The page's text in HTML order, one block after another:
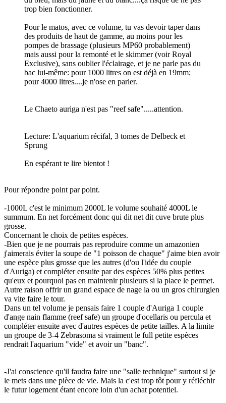
trop bien fonctionner.
Pour le matos, avec ce volume, tu vas devoir taper dans
des produits de haut de gamme, au moins pour les
pompes de brassage (plusieurs MP60 probablement)
mais aussi pour la remonté et le skimmer (voir Royal
Exclusive), sans oublier l'éclairage, et je ne parle pas du
bac lui-même: pour 1000 litres on est déjà en 19mm;
pour 4000 litres....je n'ose en parler.
Le Chaeto auriga n'est pas "reef safe".....attention.
Lecture: L'aquarium récifal, 3 tomes de Delbeck et
Sprung
En espérant te lire bientot !
Pour répondre point par point.
-1000L c'est le minimum 2000L le volume souhaité 4000L le
summum. En net forcément donc qui dit net dit cuve brute plus
grosse.
Concernant le choix de petites espèces.
-Bien que je ne pourrais pas reproduire comme un amazonien
j'aimerais éviter la soupe de "1 poisson de chaque" j'aime bien avoir
une espèce plus grosse que les autres (d'ou l'idée du couple
d'Auriga) et compléter ensuite par des espèces 50% plus petites
qu'eux et pourquoi pas en maintenir plusieurs si la place le permet.
Autre raison offrir un grand espace de nage la ou un gros chirurgien
va vite faire le tour.
Dans un tel volume je pensais faire 1 couple d'Auriga 1 couple
d'ange nain flamme (reef safe) un groupe d'ocellaris ou percula et
compléter ensuite avec d'autres espèces de petite tailles. A la limite
un groupe de 3-4 Zebrasoma si vraiment le full petite espèces
rendrait l'aquarium "vide" et avoir un "banc".
-J'ai conscience qu'il faudra faire une "salle technique" surtout si je
le mets dans une pièce de vie. Mais la c'est trop tôt pour y réfléchir
le futur logement étant encore loin d'un achat potentiel.